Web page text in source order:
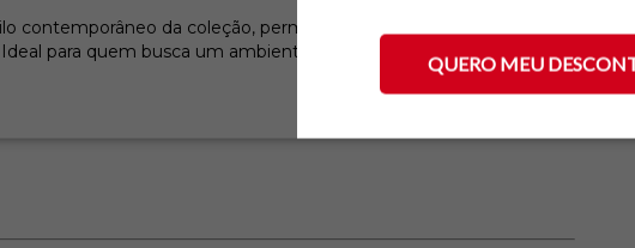
QUERO MEU
contemporâneo da coleção, permitindo combinar o conjunto com
para quem busca um ambiente: